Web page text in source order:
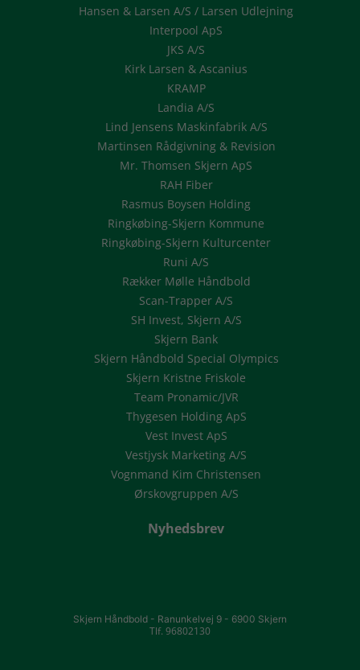
Hansen & Larsen A/S / Larsen Udlejning
Interpool ApS
JKS A/S
Kirk Larsen & Ascanius
KRAMP
Landia A/S
Lind Jensens Maskinfabrik A/S
Martinsen Rådgivning & Revision
Mr. Thomsen Skjern ApS
RAH Fiber
Rasmus Boysen Holding
Ringkøbing-Skjern Kommune
Ringkøbing-Skjern Kulturcenter
Runi A/S
Rækker Mølle Håndbold
Scan-Trapper A/S
SH Invest, Skjern A/S
Skjern Bank
Skjern Håndbold Special Olympics
Skjern Kristne Friskole
Team Pronamic/JVR
Thygesen Holding ApS
Vest Invest ApS
Vestjysk Marketing A/S
Vognmand Kim Christensen
Ørskovgruppen A/S
Nyhedsbrev
Skjern Håndbold - Ranunkelvej 9 - 6900 Skjern
Tlf. 96802130